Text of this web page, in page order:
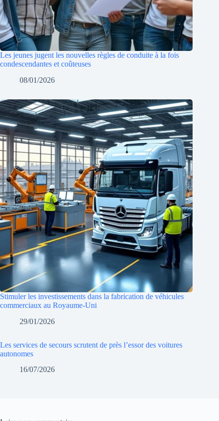
Les jeunes jugent les nouvelles règles de conduite à la fois
condescendantes et coûteuses
08/01/2026
Stimuler les investissements dans la fabrication de véhicules
commerciaux au Royaume-Uni
29/01/2026
Les services de secours scrutent de près l’essor des voitures
autonomes
16/07/2026